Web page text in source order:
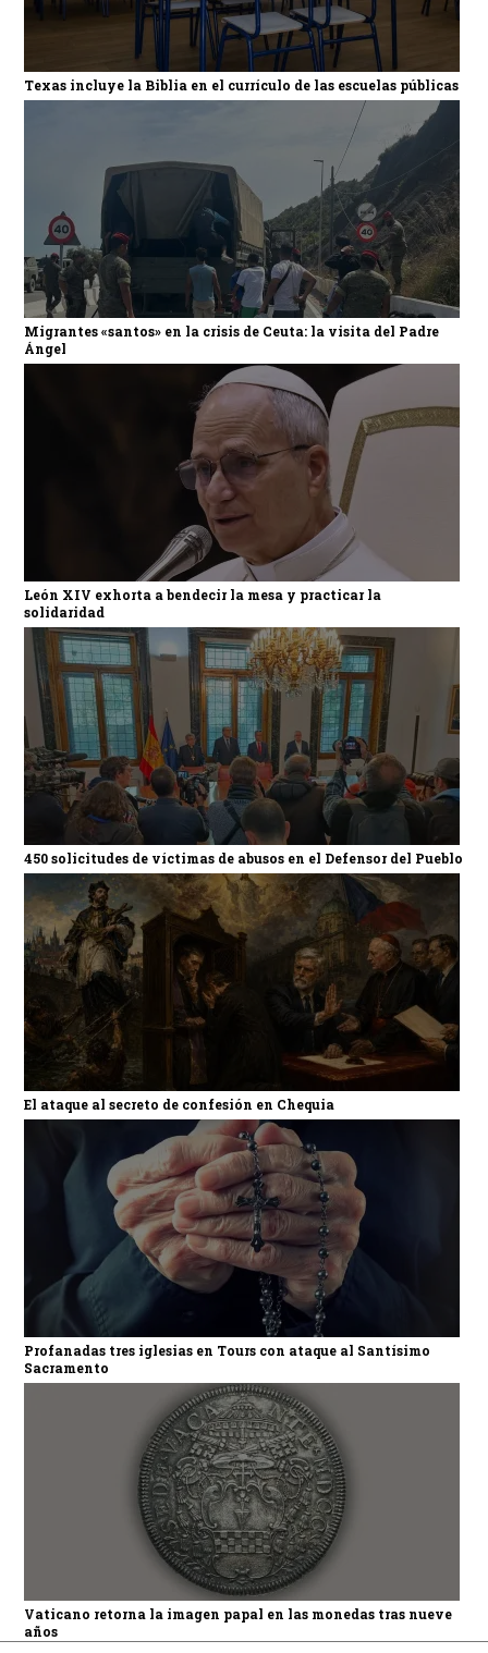
Texas incluye la Biblia en el currículo de las escuelas públicas
Migrantes «santos» en la crisis de Ceuta: la visita del Padre
Ángel
León XIV exhorta a bendecir la mesa y practicar la
solidaridad
450 solicitudes de víctimas de abusos en el Defensor del Pueblo
El ataque al secreto de confesión en Chequia
Profanadas tres iglesias en Tours con ataque al Santísimo
Sacramento
Vaticano retorna la imagen papal en las monedas tras nueve
años